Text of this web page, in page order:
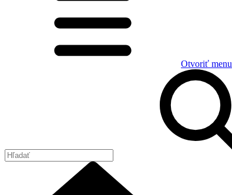
Otvoriť menu